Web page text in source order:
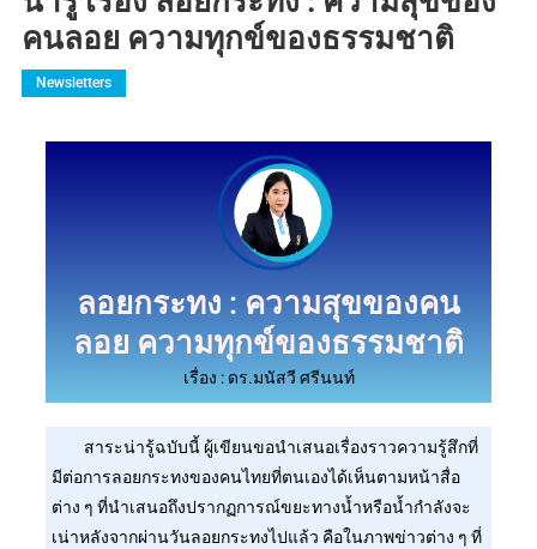
คนลอย ความทุกข์ของธรรมชาติ
Newsletters
ลอยกระทง : ความสุขของคน
ลอย ความทุกข์ของธรรมชาติ
เรื่อง : ดร.มนัสวี ศรีนนท์
สาระน่ารู้ฉบับนี้ ผู้เขียนขอนำเสนอเรื่องราวความรู้สึกที่
มีต่อการลอยกระทงของคนไทยที่ตนเองได้เห็นตามหน้าสื่อ
ต่าง ๆ ที่นำเสนอถึงปรากฏการณ์ขยะทางน้ำหรือน้ำกำลังจะ
เน่าหลังจากผ่านวันลอยกระทงไปแล้ว คือในภาพข่าวต่าง ๆ ที่